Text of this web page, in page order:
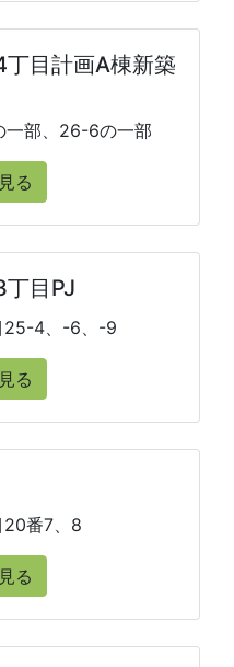
目計画A棟新築
一部、26-6の一部
る
目PJ
25-4、-6、-9
る
20番7、8
る